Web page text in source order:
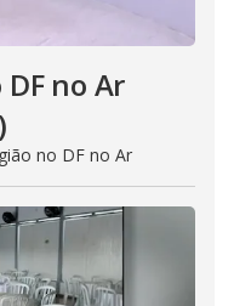
no Ar
no DF no Ar